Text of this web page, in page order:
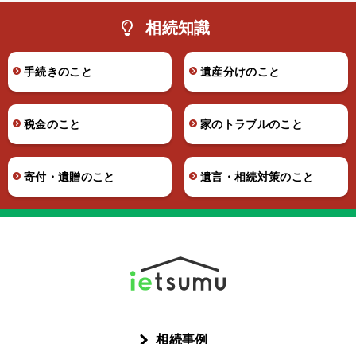
相続知識
手続きのこと 遺産分けのこと
税金のこと 家のトラブルのこと
寄付・遺贈のこと 遺言・相続対策のこと
相続事例